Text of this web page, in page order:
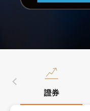
證券